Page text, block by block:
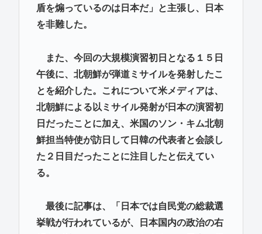
盾を煽っているのは日本だ」と主張し、日本
を非難した。
また、今回の大規模演習初日となる１５日
午後に、北朝鮮が弾道ミサイルを発射したこ
とを紹介した。これについて米メディアは、
北朝鮮による以ミサイル発射が日本の演習初
日だったことに加え、米国のソン・キム北朝
鮮担当特使が訪日して日韓の代表者と会談し
た２日目だったことに注目したと伝えてい
る。
最後に記事は、「日本では自民党の総裁選
挙戦が行われているが、日本国内の政治の右